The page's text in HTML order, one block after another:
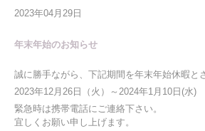
2023年04月29日
年末年始のお知らせ
誠に勝手ながら、下記期間を年末年始休暇と
2023年12月26日（火）～2024年1月10日(水)
緊急時は携帯電話にご連絡下さい。
宜しくお願い申し上げます。